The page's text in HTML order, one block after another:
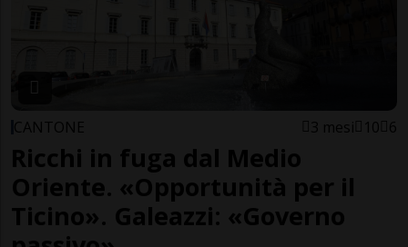
CANTONE 3 mesi 10 6
Ricchi in fuga dal Medio
Oriente. «Opportunità per il
Ticino». Galeazzi: «Governo